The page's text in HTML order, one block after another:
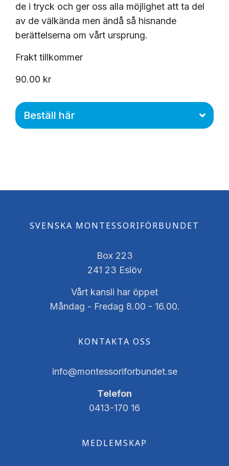
de i tryck och ger oss alla möjlighet att ta del
av de välkända men ändå så hisnande
berättelserna om vårt ursprung.
Frakt tillkommer
90.00 kr
Beställ här
SVENSKA MONTESSORIFÖRBUNDET
Box 223
241 23 Eslöv
Vårt kansli har öppet
Måndag - Fredag 8.00 - 16.00.
KONTAKTA OSS
info@montessoriforbundet.se
Telefon
0413-170 16
MEDLEMSKAP